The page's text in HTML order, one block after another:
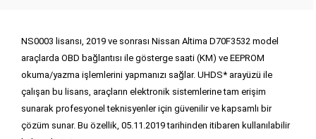
NS0003 lisansı, 2019 ve sonrası Nissan Altima D70F3532 model
araçlarda OBD bağlantısı ile gösterge saati (KM) ve EEPROM
okuma/yazma işlemlerini yapmanızı sağlar. UHDS* arayüzü ile
çalışan bu lisans, araçların elektronik sistemlerine tam erişim
sunarak profesyonel teknisyenler için güvenilir ve kapsamlı bir
çözüm sunar. Bu özellik, 05.11.2019 tarihinden itibaren kullanılabilir